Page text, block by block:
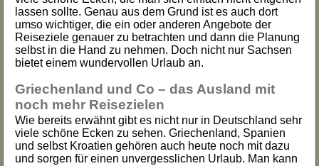
lassen sollte. Genau aus dem Grund ist es auch dort
umso wichtiger, die ein oder anderen Angebote der
Reiseziele genauer zu betrachten und dann die Planung
selbst in die Hand zu nehmen. Doch nicht nur Sachsen
bietet einem wundervollen Urlaub an.
Griechenland und Co – das Ausland mit
noch mehr Reisezielen
Wie bereits erwähnt gibt es nicht nur in Deutschland sehr
viele schöne Ecken zu sehen. Griechenland, Spanien
und selbst Kroatien gehören auch heute noch mit dazu
und sorgen für einen unvergesslichen Urlaub. Man kann